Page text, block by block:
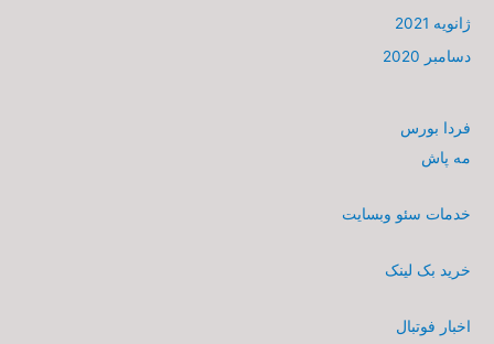
ژانویه 2021
دسامبر 2020
فردا بورس
مه پاش
خدمات سئو وبسایت
خرید بک لینک
اخبار فوتبال